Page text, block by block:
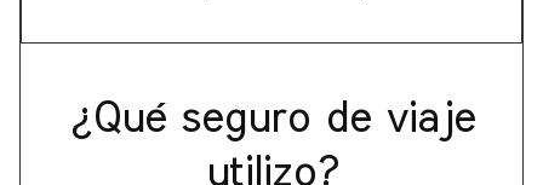
¿Qué seguro de viaje
utilizo?